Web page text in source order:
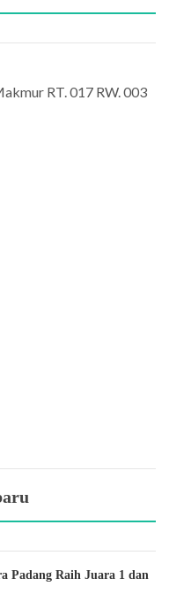
RT. 017 RW. 003
Padang Raih Juara 1 dan